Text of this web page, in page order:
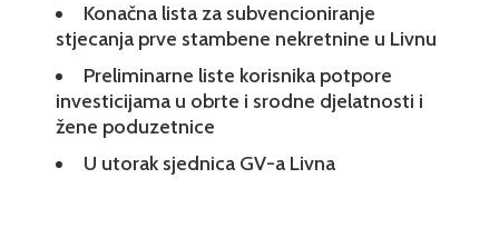
Konačna lista za subvencioniranje
stjecanja prve stambene nekretnine u Livnu
Preliminarne liste korisnika potpore
investicijama u obrte i srodne djelatnosti i
žene poduzetnice
U utorak sjednica GV-a Livna